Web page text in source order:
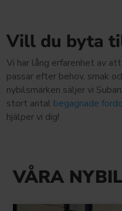
Vill du byta
Vi har lång erfarenhet av
passar efter behov, smak
nybilsmärken säljer vi
stort antal begagnade
hjälper vi dig!
VÅRA